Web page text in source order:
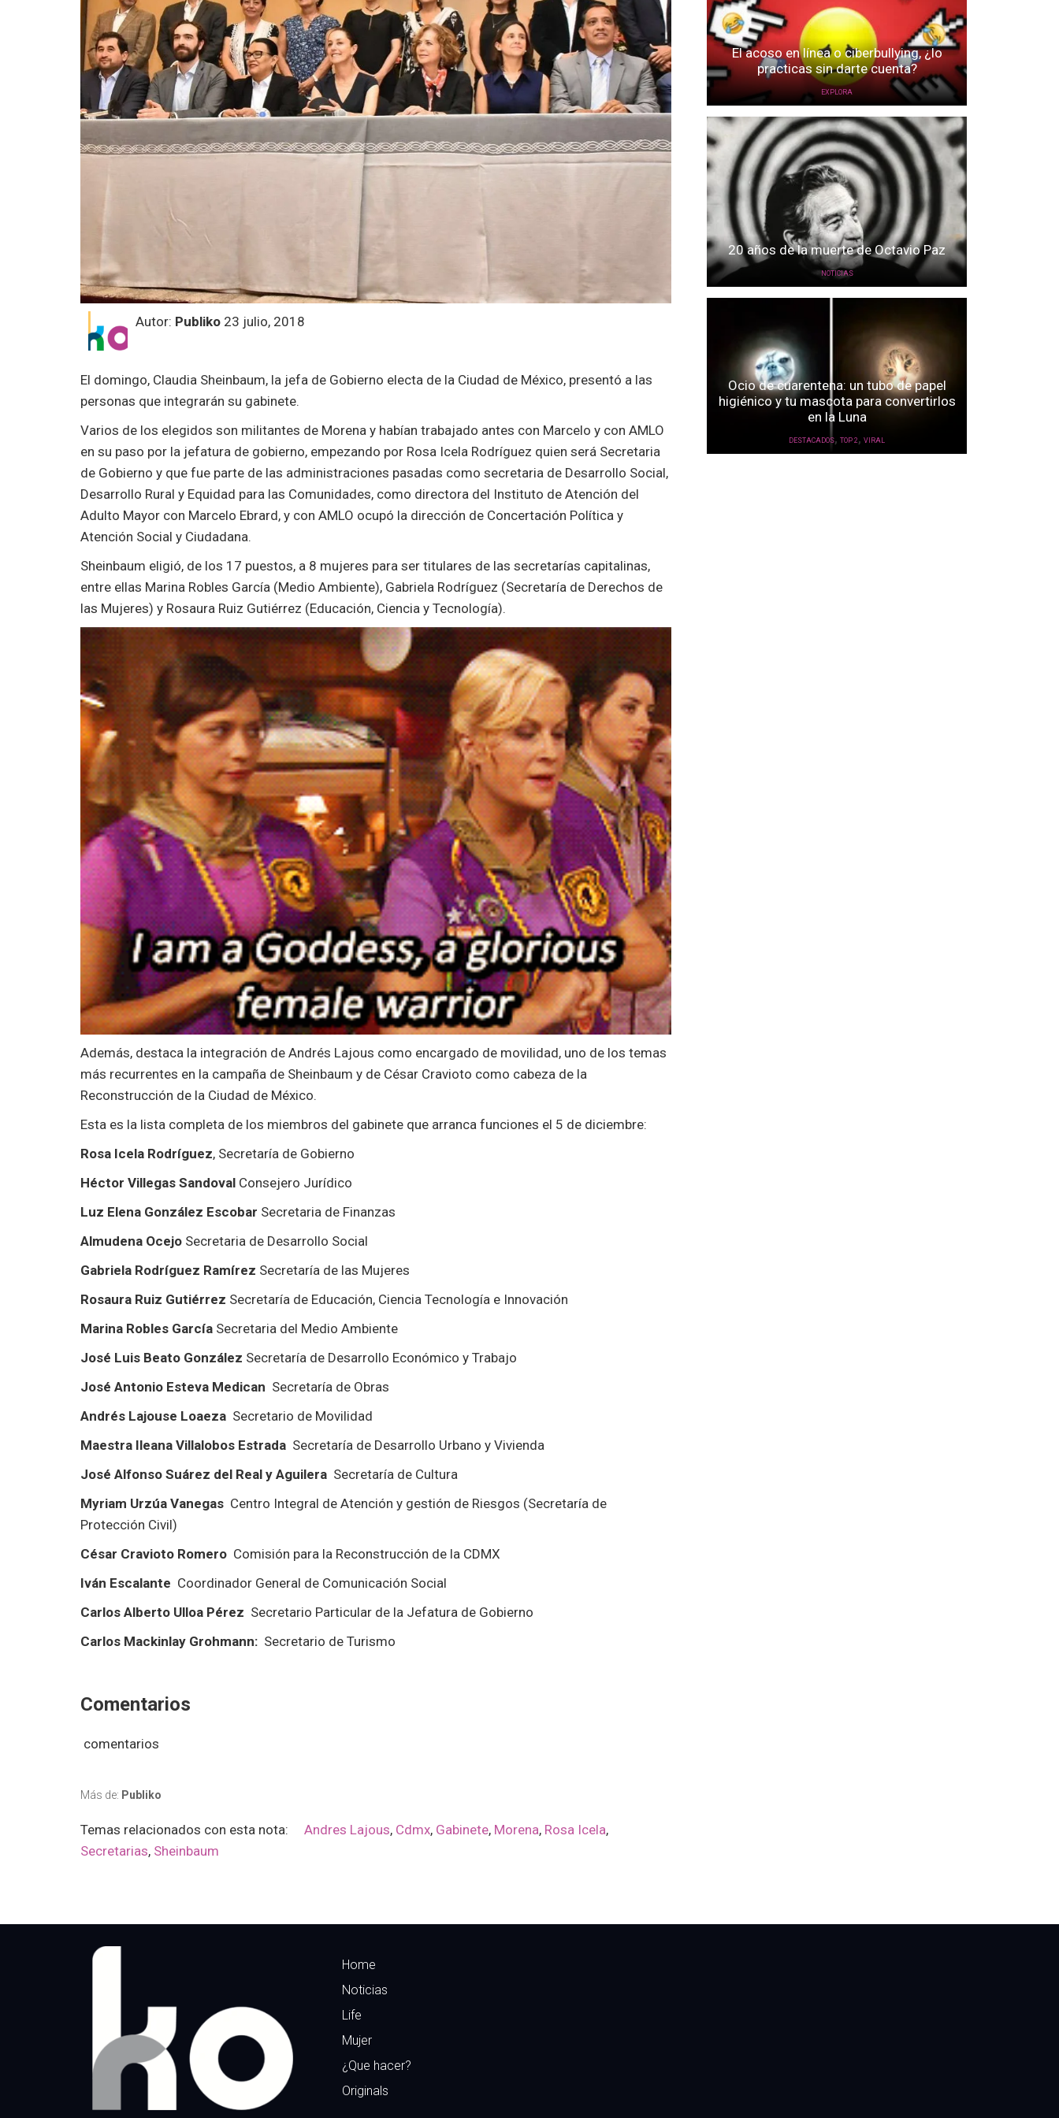
Autor: Publiko 23 julio, 2018
El domingo, Claudia Sheinbaum, la jefa de Gobierno electa de la Ciudad de México, presentó a las
personas que integrarán su gabinete.
Varios de los elegidos son militantes de Morena y habían trabajado antes con Marcelo y con AMLO
en su paso por la jefatura de gobierno, empezando por Rosa Icela Rodríguez quien será Secretaria
de Gobierno y que fue parte de las administraciones pasadas como secretaria de Desarrollo Social,
Desarrollo Rural y Equidad para las Comunidades, como directora del Instituto de Atención del
Adulto Mayor con Marcelo Ebrard, y con AMLO ocupó la dirección de Concertación Política y
Atención Social y Ciudadana.
Sheinbaum eligió, de los 17 puestos, a 8 mujeres para ser titulares de las secretarías capitalinas,
entre ellas Marina Robles García (Medio Ambiente), Gabriela Rodríguez (Secretaría de Derechos de
las Mujeres) y Rosaura Ruiz Gutiérrez (Educación, Ciencia y Tecnología).
Además, destaca la integración de Andrés Lajous como encargado de movilidad, uno de los temas
más recurrentes en la campaña de Sheinbaum y de César Cravioto como cabeza de la
Reconstrucción de la Ciudad de México.
Esta es la lista completa de los miembros del gabinete que arranca funciones el 5 de diciembre:
Rosa Icela Rodríguez, Secretaría de Gobierno
Héctor Villegas Sandoval Consejero Jurídico
Luz Elena González Escobar Secretaria de Finanzas
Almudena Ocejo Secretaria de Desarrollo Social
Gabriela Rodríguez Ramírez Secretaría de las Mujeres
Rosaura Ruiz Gutiérrez Secretaría de Educación, Ciencia Tecnología e Innovación
Marina Robles García Secretaria del Medio Ambiente
José Luis Beato González Secretaría de Desarrollo Económico y Trabajo
José Antonio Esteva Medican Secretaría de Obras
Andrés Lajouse Loaeza Secretario de Movilidad
Maestra Ileana Villalobos Estrada Secretaría de Desarrollo Urbano y Vivienda
José Alfonso Suárez del Real y Aguilera Secretaría de Cultura
Myriam Urzúa Vanegas Centro Integral de Atención y gestión de Riesgos (Secretaría de
Protección Civil)
César Cravioto Romero Comisión para la Reconstrucción de la CDMX
Iván Escalante Coordinador General de Comunicación Social
Carlos Alberto Ulloa Pérez Secretario Particular de la Jefatura de Gobierno
Carlos Mackinlay Grohmann: Secretario de Turismo
Comentarios
comentarios
Más de: Publiko
Temas relacionados con esta nota: Andres Lajous, Cdmx, Gabinete, Morena, Rosa Icela,
Secretarias, Sheinbaum
El acoso en línea o ciberbullying, ¿lo
practicas sin darte cuenta?
EXPLORA
20 años de la muerte de Octavio Paz
NOTICIAS
Ocio de cuarentena: un tubo de papel
higiénico y tu mascota para convertirlos
en la Luna
DESTACADOS, TOP 2, VIRAL
Home
Noticias
Life
Mujer
¿Que hacer?
Originals